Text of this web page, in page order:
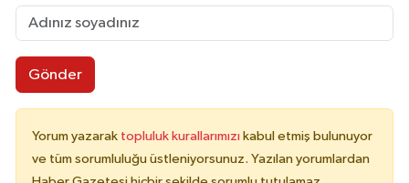
Gönder
Yorum yazarak topluluk kurallarımızı kabul etmiş bulunuyor
ve tüm sorumluluğu üstleniyorsunuz. Yazılan yorumlardan